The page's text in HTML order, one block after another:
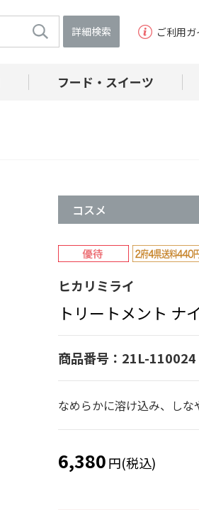
詳細検索 ご利用ガ
フード・スイーツ
コスメ
ヒカリミライ
トリートメント ナ
商品番号：21L-110024
なめらかに溶け込み、し
6,380円(税込)